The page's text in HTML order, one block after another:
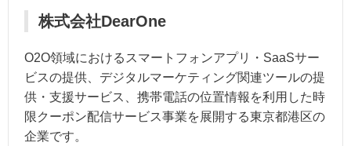
株式会社DearOne
O2O領域におけるスマートフォンアプリ・SaaSサー
ビスの提供、デジタルマーケティング関連ツールの提
供・支援サービス、携帯電話の位置情報を利用した時
限クーポン配信サービス事業を展開する東京都港区の
企業です。